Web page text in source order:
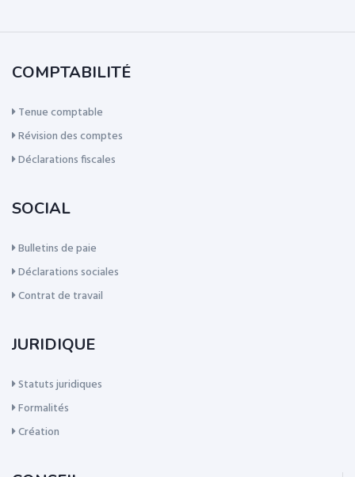
COMPTABILITÉ
Tenue comptable
Révision des comptes
Déclarations fiscales
SOCIAL
Bulletins de paie
Déclarations sociales
Contrat de travail
JURIDIQUE
Statuts juridiques
Formalités
Création